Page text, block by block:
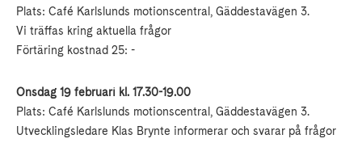
Plats: Café Karlslunds motionscentral, Gäddestavägen 3.
Vi träffas kring aktuella frågor
Förtäring kostnad 25: -
Onsdag 19 februari kl. 17.30-19.00
Plats: Café Karlslunds motionscentral, Gäddestavägen 3.
Utvecklingsledare Klas Brynte informerar och svarar på frågor